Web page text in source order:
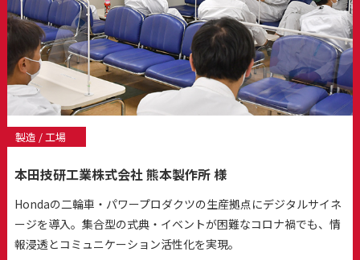
製造 / 工場
本田技研工業株式会社 熊本製作所 様
Hondaの二輪車・パワープロダクツの生産拠点にデジタルサイネ
ージを導入。集合型の式典・イベントが困難なコロナ禍でも、情
報浸透とコミュニケーション活性化を実現。